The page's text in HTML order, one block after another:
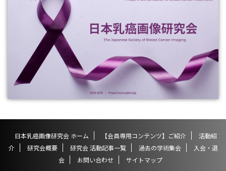
日本乳癌画像研究会 ホーム 【会員専用コンテンツ】ご紹介
活動紹
介
研究会概要 研究会 活動記事一覧 過去の学術集会
入会・退
会
お問い合わせ サイトマップ